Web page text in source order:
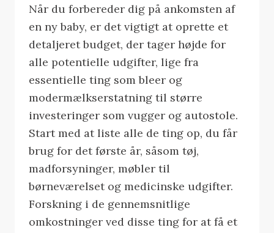
Når du forbereder dig på ankomsten af
en ny baby, er det vigtigt at oprette et
detaljeret budget, der tager højde for
alle potentielle udgifter, lige fra
essentielle ting som bleer og
modermælkserstatning til større
investeringer som vugger og autostole.
Start med at liste alle de ting op, du får
brug for det første år, såsom tøj,
madforsyninger, møbler til
børneværelset og medicinske udgifter.
Forskning i de gennemsnitlige
omkostninger ved disse ting for at få et